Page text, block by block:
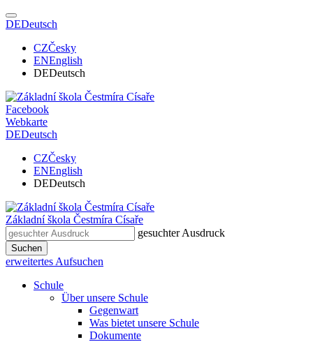
DEDeutsch
CZČesky
ENEnglish
DEDeutsch
Facebook
Webkarte
DEDeutsch
CZČesky
ENEnglish
DEDeutsch
Základní škola Čestmíra Císaře
gesuchter Ausdruck
Suchen
erweitertes Aufsuchen
Schule
Über unsere Schule
Gegenwart
Was bietet unsere Schule
Dokumente